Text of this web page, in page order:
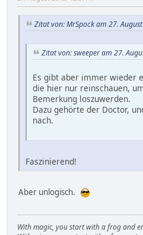
Zitat von: MrSpock am 27.
Zitat von: sweeper am 27.
Es gibt aber immer wieder
die hier nur reinschauen,
Bemerkung loszuwerden.
Dazu gehörte der Doctor,
nach.
Faszinierend!
Aber unlogisch.
With magic, you start with a frog and